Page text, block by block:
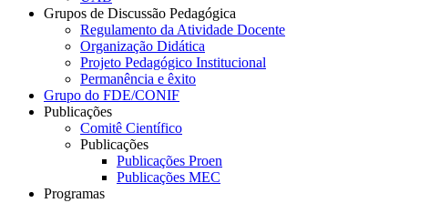
Grupos de Discussão Pedagógica
Regulamento da Atividade Docente
Organização Didática
Projeto Pedagógico Institucional
Permanência e êxito
Grupo do FDE/CONIF
Publicações
Comitê Científico
Publicações
Publicações Proen
Publicações MEC
Programas